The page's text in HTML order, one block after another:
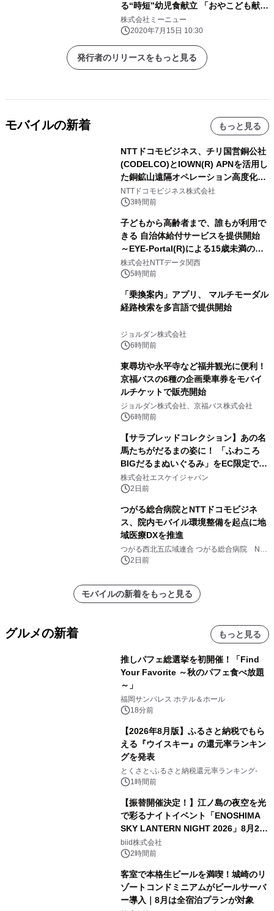
る“時短”幼児食献立 「おやこども献
立」を開発
株式会社ミーニュー
2020年7月15日 10:30
発行者のリリースをもっと見る
モバイルの新着 もっと見る
NTTドコモビジネス、チリ国営銅公社
(CODELCO)とIOWN(R) APNを活用し
た銅鉱山遠隔オペレーション高度化に
向けた調査・実証を開始
NTTドコモビジネス株式会社
3時間前
子どもから高齢者まで、誰もが利用で
きる 自治体給付サービスを提供開始
～EYE-Portal(R)による15歳未満の本
人認証と デジタルデバイド対策で実現
～
株式会社NTTデータ関西
5時間前
「乗換案内」アプリ、 マルチモーダル
経路検索を多言語で提供開始
ジョルダン株式会社
6時間前
東尋坊や永平寺など福井観光に便利！
京福バスの6種の企画乗車券をモバイ
ルチケットで販売開始
ジョルダン株式会社、京福バス株式会社
6時間前
【サラブレッドコレクション】あの名
馬たちがだるまの姿に！ 「ふわころ
BIGだるまぬいぐるみ」をEC限定で受
注販売開始
株式会社エスケイジャパン
2日前
つがる総合病院とNTTドコモビジネ
ス、院内モバイル環境整備を起点に地
域医療DXを推進
つがる西北五広域連合 つがる総合病院 NTT
ドコモビジネス株式会社
2日前
モバイルの新着をもっと見る
グルメの新着 もっと見る
推しパフェ総選挙を初開催！「Find
Your Favorite ～秋のパフェ食べ放題
～」
福岡サンパレス ホテル＆ホール
18分前
【2026年8月版】ふるさと納税でもら
える『ウイスキー』の還元率ランキン
グを発表
とくさと-ふるさと納税還元率ランキング-
1時間前
【振替開催決定！】江ノ島の夜空を光
で彩るナイトイベント「ENOSHIMA
SKY LANTERN NIGHT 2026」8月22
日(土)振替開催＆受付スタート！
biid株式会社
2時間前
客室で本格生ビールを満喫！城崎のリ
ゾートコンドミニアムがビールサーバ
ー導入｜8月は全宿泊プランが対象